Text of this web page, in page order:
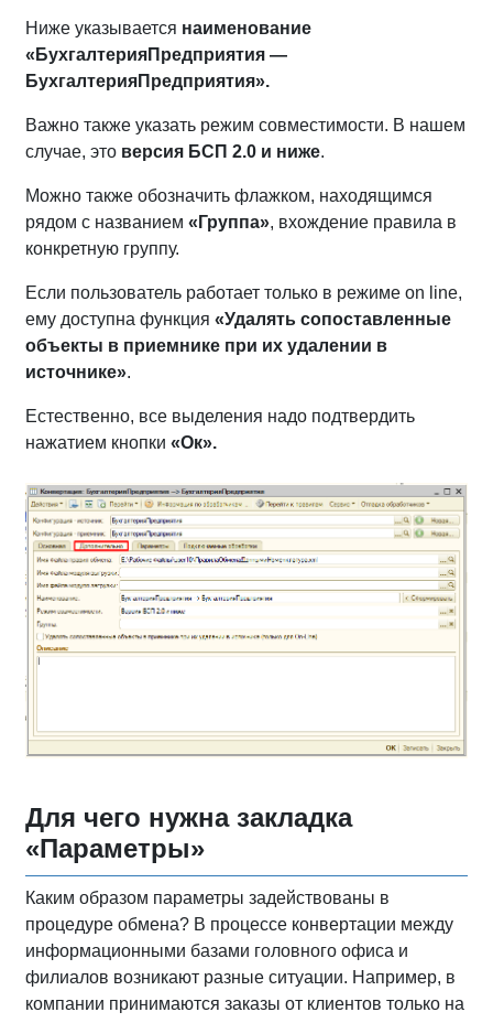
Ниже указывается наименование
«БухгалтерияПредприятия —
БухгалтерияПредприятия».
Важно также указать режим совместимости. В нашем
случае, это версия БСП 2.0 и ниже.
Можно также обозначить флажком, находящимся
рядом с названием «Группа», вхождение правила в
конкретную группу.
Если пользователь работает только в режиме on line,
ему доступна функция «Удалять сопоставленные
объекты в приемнике при их удалении в
источнике».
Естественно, все выделения надо подтвердить
нажатием кнопки «Ок».
Для чего нужна закладка
«Параметры»
Каким образом параметры задействованы в
процедуре обмена? В процессе конвертации между
информационными базами головного офиса и
филиалов возникают разные ситуации. Например, в
компании принимаются заказы от клиентов только на